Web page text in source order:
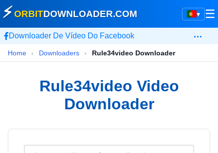
▾
⚡ORBITDOWNLOADER.COM ☰
Downloader De Vídeo Do Facebook …
Home › Downloaders › Rule34video Downloader
Rule34video Video
Downloader